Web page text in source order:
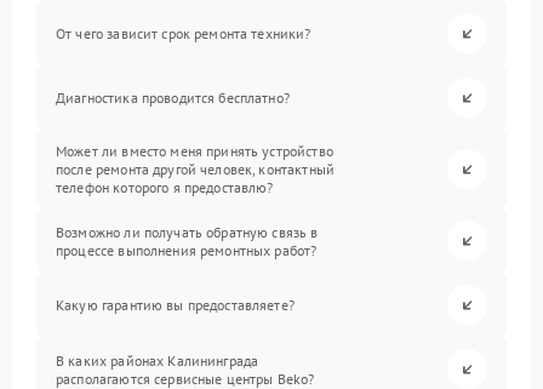
От чего зависит срок ремонта техники?
Диагностика проводится бесплатно?
Может ли вместо меня принять устройство
после ремонта другой человек, контактный
телефон которого я предоставлю?
Возможно ли получать обратную связь в
процессе выполнения ремонтных работ?
Какую гарантию вы предоставляете?
В каких районах Калининграда
располагаются сервисные центры Beko?